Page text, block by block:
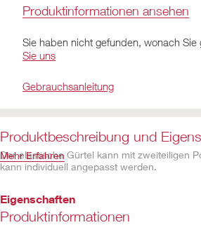
Produktinformationen ansehen
Sie haben nicht gefunden, wonach Sie
Sie uns
Gebrauchsanleitung
Produktbeschreibung und
Der elastische Gürtel kann mit zweiteiligen
kann individuell angepasst werden.
Eigenschaften
Farbe weiß
Mehr Erfahren
Produktinformationen